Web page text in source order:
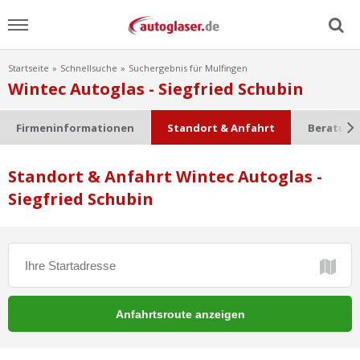
Menu
Home
Ratgeber
Scheibensuche
Startseite Schnellsuche Suchergebnis für Mulfingen
Wintec Autoglas - Siegfried Schubin
Firmeninformationen Standort & Anfahrt
Standort & Anfahrt Wintec Autoglas -
Siegfried Schubin